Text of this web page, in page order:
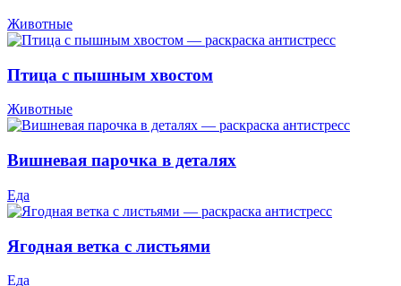
Животные
Птица с пышным хвостом
Животные
Вишневая парочка в деталях
Еда
Ягодная ветка с листьями
Еда